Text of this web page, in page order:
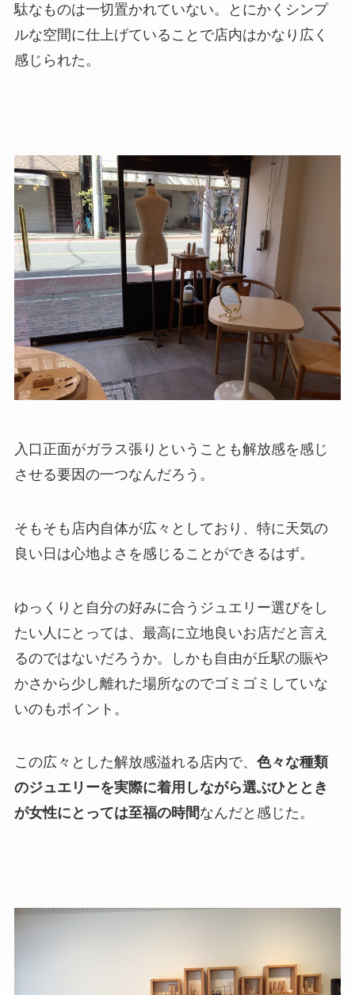
駄なものは一切置かれていない。とにかくシンプ
ルな空間に仕上げていることで店内はかなり広く
感じられた。
入口正面がガラス張りということも解放感を感じ
させる要因の一つなんだろう。
そもそも店内自体が広々としており、特に天気の
良い日は心地よさを感じることができるはず。
ゆっくりと自分の好みに合うジュエリー選びをし
たい人にとっては、最高に立地良いお店だと言え
るのではないだろうか。しかも自由が丘駅の賑や
かさから少し離れた場所なのでゴミゴミしていな
いのもポイント。
この広々とした解放感溢れる店内で、 色々な種類
のジュエリーを実際に着用しながら選ぶひととき
が女性にとっては至福の時間なんだと感じた。